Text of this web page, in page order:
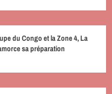
du Congo et la Zone 4, La
sa préparation